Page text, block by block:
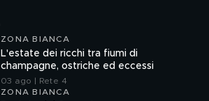
ZONA BIANCA
L'estate dei ricchi tra fiumi di
champagne, ostriche ed eccessi
03 ago | Rete 4
ZONA BIANCA